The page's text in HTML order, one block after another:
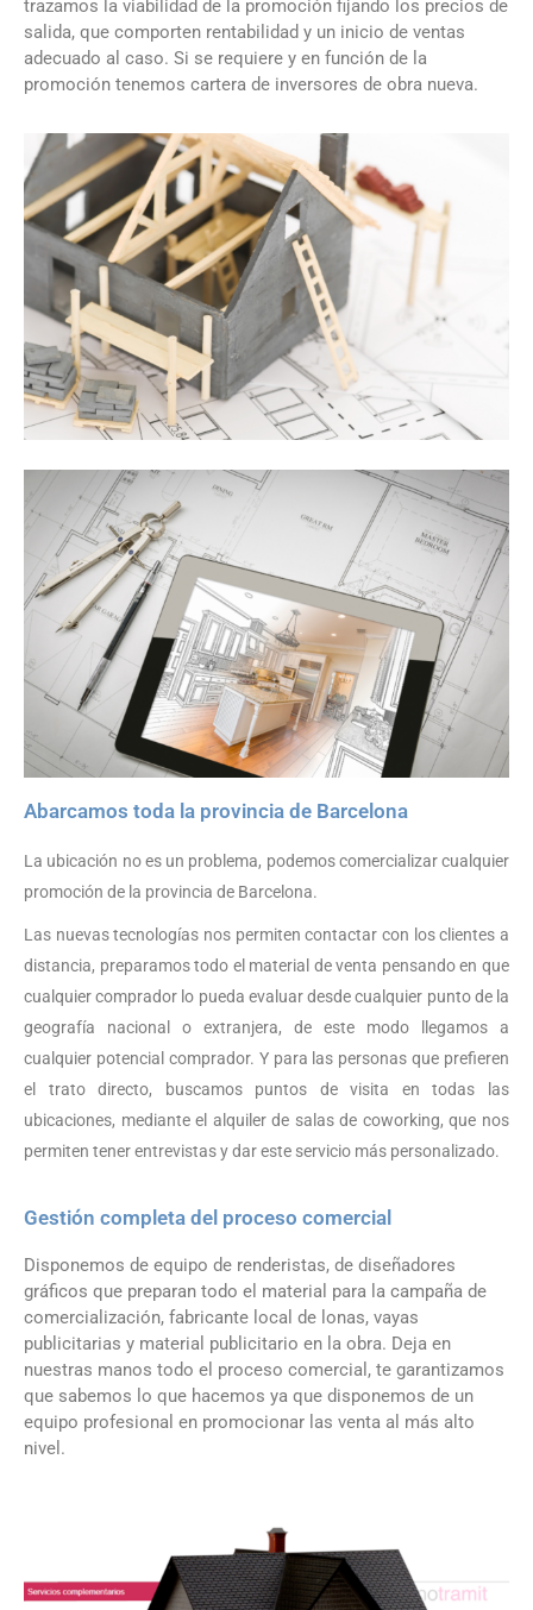
trazamos la viabilidad de la promoción fijando los precios de
salida, que comporten rentabilidad y un inicio de ventas
adecuado al caso. Si se requiere y en función de la
promoción tenemos cartera de inversores de obra nueva.
Abarcamos toda la provincia de Barcelona
La ubicación no es un problema, podemos comercializar cualquier
promoción de la provincia de Barcelona.
Las nuevas tecnologías nos permiten contactar con los clientes a
distancia, preparamos todo el material de venta pensando en que
cualquier comprador lo pueda evaluar desde cualquier punto de la
geografía nacional o extranjera, de este modo llegamos a
cualquier potencial comprador. Y para las personas que prefieren
el trato directo, buscamos puntos de visita en todas las
ubicaciones, mediante el alquiler de salas de coworking, que nos
permiten tener entrevistas y dar este servicio más personalizado.
Gestión completa del proceso comercial
Disponemos de equipo de renderistas, de diseñadores
gráficos que preparan todo el material para la campaña de
comercialización, fabricante local de lonas, vayas
publicitarias y material publicitario en la obra. Deja en
nuestras manos todo el proceso comercial, te garantizamos
que sabemos lo que hacemos ya que disponemos de un
equipo profesional en promocionar las venta al más alto
nivel.